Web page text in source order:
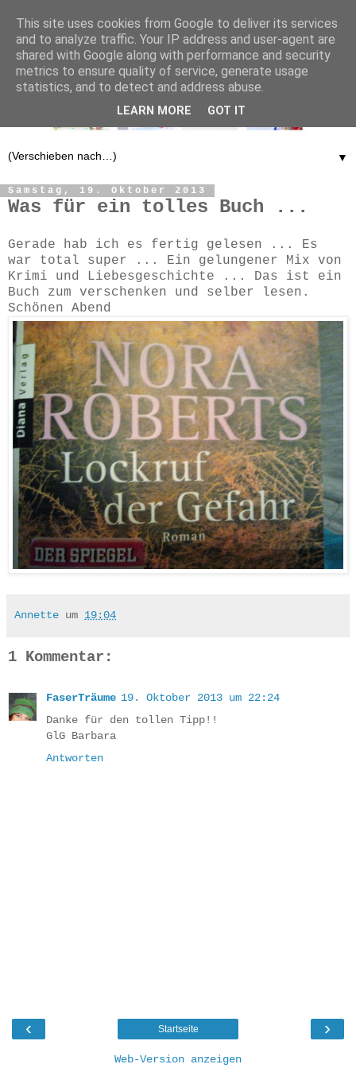
▼
Samstag, 19. Oktober 2013
Was für ein tolles Buch ...
Gerade hab ich es fertig gelesen ... Es
war total super ... Ein gelungener Mix von
Krimi und Liebesgeschichte ... Das ist ein
Buch zum verschenken und selber lesen.
Schönen Abend
Annette um 19:04
1 Kommentar:
FaserTräume 19. Oktober 2013 um 22:24
Danke für den tollen Tipp!!
GlG Barbara
Antworten
‹ ›
Startseite
Web-Version anzeigen
This site uses cookies from Google to deliver its services
and to analyze traffic. Your IP address and user-agent are
shared with Google along with performance and security
metrics to ensure quality of service, generate usage
statistics, and to detect and address abuse.
LEARN MORE GOT IT